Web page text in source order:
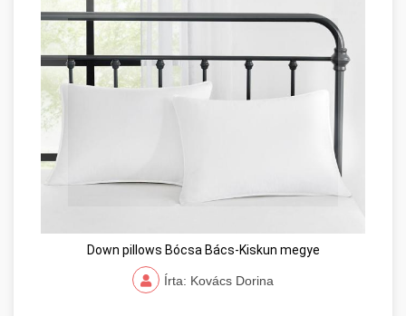
Down pillows Bócsa Bács-Kiskun megye
Írta: Kovács Dorina